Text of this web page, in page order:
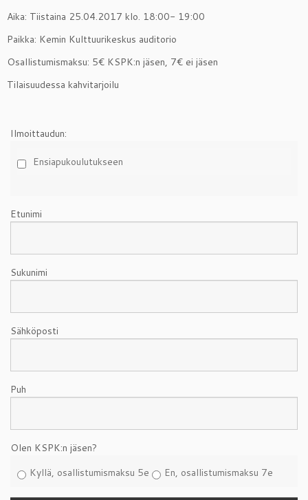
Aika: Tiistaina 25.04.2017 klo. 18:00- 19:00
Paikka: Kemin Kulttuurikeskus auditorio
Osallistumismaksu: 5€ KSPK:n jäsen, 7€ ei jäsen
Tilaisuudessa kahvitarjoilu
Ilmoittaudun:
Ensiapukoulutukseen
Etunimi
Sukunimi
Sähköposti
Puh
Olen KSPK:n jäsen?
Kyllä, osallistumismaksu 5e
En, osallistumismaksu 7e